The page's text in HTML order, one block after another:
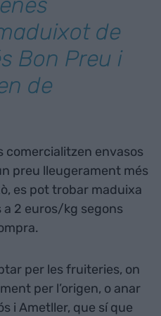
de
Bon Preu i
de
comercialitzen envasos
preu lleugerament més
es pot trobar maduixa
a 2 euros/kg segons
per les fruiteries, on
per l’origen, o anar
i Ametller, que sí que